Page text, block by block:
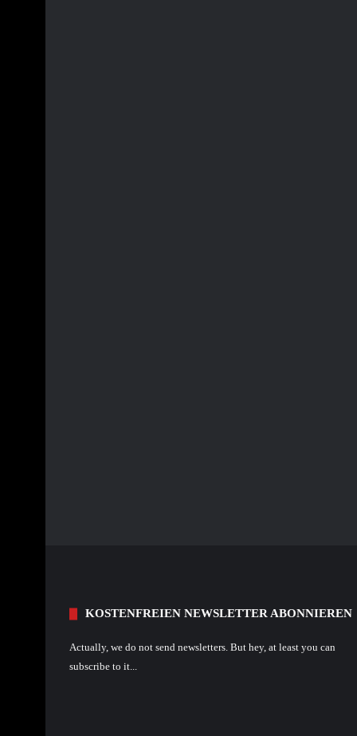
KOSTENFREIEN NEWSLETTER ABONNIEREN
Actually, we do not send newsletters. But hey, at least you can
subscribe to it...